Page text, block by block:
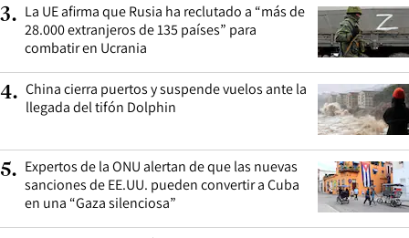
3. La UE afirma que Rusia ha reclutado a “más de
28.000 extranjeros de 135 países” para
combatir en Ucrania
4. China cierra puertos y suspende vuelos ante la
llegada del tifón Dolphin
5. Expertos de la ONU alertan de que las nuevas
sanciones de EE.UU. pueden convertir a Cuba
en una “Gaza silenciosa”